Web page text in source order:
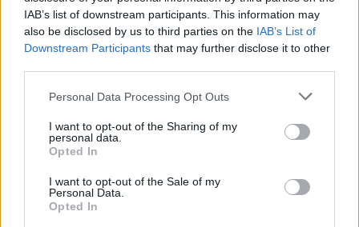
IAB’s list of downstream participants. This information may
also be disclosed by us to third parties on the IAB’s List of
Downstream Participants that may further disclose it to other
Personal Data Processing Opt Outs
I want to opt-out of the Sharing of my
personal data.
Opted In
I want to opt-out of the Sale of my
Personal Data.
Opted In
Télécharger légalement les MP3 sur
Télécharger légalement les MP3 ou trouver le CD sur
meilleur prix sur
Paroles + Traduction
Commentaires
Voir la vidéo de «Raise the Noise»